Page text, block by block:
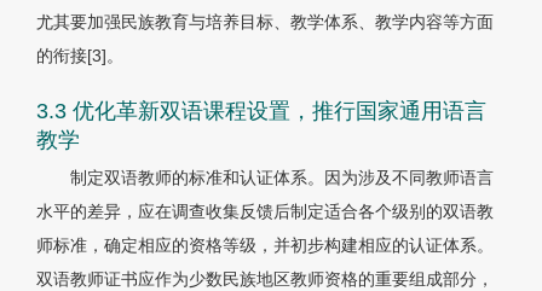
尤其要加强民族教育与培养目标、教学体系、教学内容等方面
的衔接[3]。
3.3 优化革新双语课程设置，推行国家通用语言
教学
制定双语教师的标准和认证体系。因为涉及不同教师语言
水平的差异，应在调查收集反馈后制定适合各个级别的双语教
师标准，确定相应的资格等级，并初步构建相应的认证体系。
双语教师证书应作为少数民族地区教师资格的重要组成部分，